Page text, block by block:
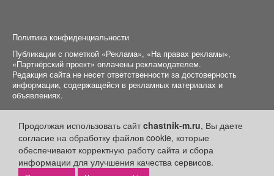
Продолжая использовать сайтchastnik-m.ru, Вы даете
согласие на обработку файлов cookie, которые
обеспечивают корректную работу сайта и сбора
информации для улучшения качества сервисов.
Политика конфиденциальности
Публикации с пометкой «Реклама», «На правах рекламы»,
«Партнёрский проект» оплачены рекламодателем.
Редакция сайта не несет ответственности за достоверность
информации, содержащейся в рекламных материалах и
объявлениях.
+16